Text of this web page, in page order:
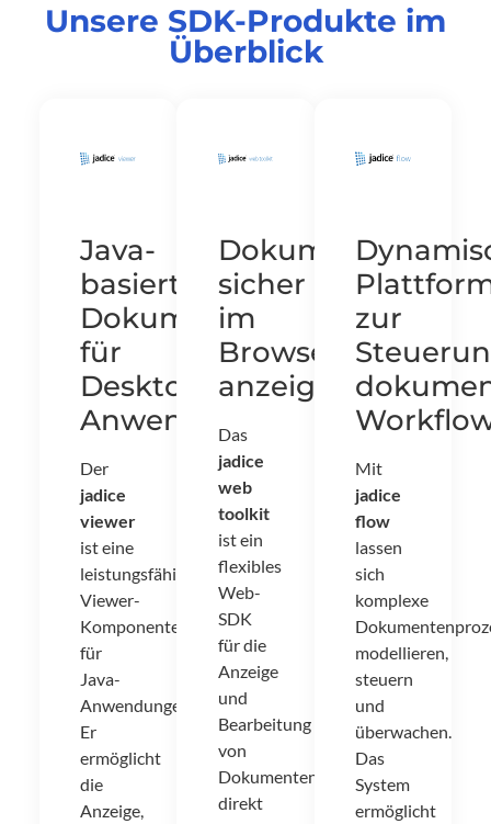
Unsere SDK-Produkte im
Überblick
Java-
basierte
Dokumentenanzeige
für
Desktop-
Anwendungen
Der
jadice
viewer
ist eine
leistungsfähige
Viewer-
Komponente
für
Java-
Anwendungen.
Er
ermöglicht
die
Anzeige,
Dokumente
sicher
im
Browser
anzeigen
Das
jadice
web
toolkit
ist ein
flexibles
Web-
SDK
für die
Anzeige
und
Bearbeitung
von
Dokumenten
direkt
zur
Mit
jadice
flow
lassen
sich
komplexe
modellieren,
steuern
und
überwachen.
Das
System
ermöglicht